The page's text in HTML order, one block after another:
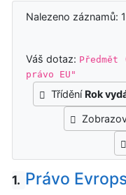
Výsledky
Nalezeno záznamů:
Váš dotaz:
právo EU"
Třídění Rok
1. Právo